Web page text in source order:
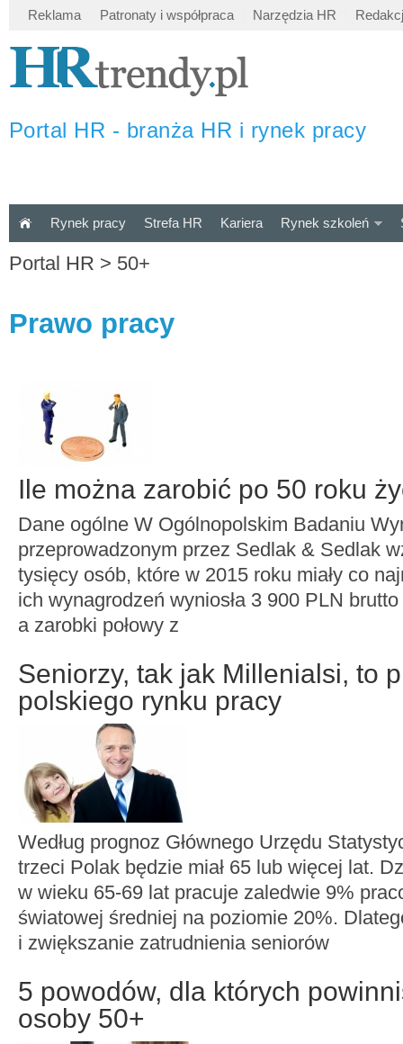
Reklama Patronaty i współpraca Narzędzia HR
Portal HR - branża HR i rynek pracy
Rynek pracy Strefa HR Kariera Rynek szkoleń
Portal HR > 50+
Prawo pracy
Ile można zarobić po 50 roku
Dane ogólne W Ogólnopolskim Badaniu
przeprowadzonym przez Sedlak & Sedlak
tysięcy osób, które w 2015 roku miały co
ich wynagrodzeń wyniosła 3 900 PLN
a zarobki połowy z
Seniorzy, tak jak Millenialsi, to
polskiego rynku pracy
Według prognoz Głównego Urzędu
trzeci Polak będzie miał 65 lub więcej lat.
w wieku 65-69 lat pracuje zaledwie 9%
światowej średniej na poziomie 20%.
i zwiększanie zatrudnienia seniorów
5 powodów, dla których
osoby 50+